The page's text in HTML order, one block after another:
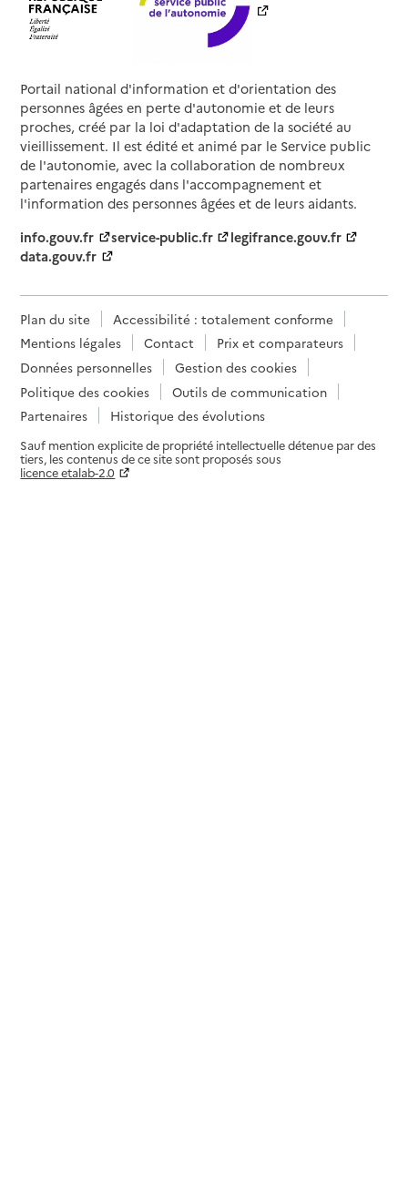
Portail national d'information et d'orientation des
personnes âgées en perte d'autonomie et de leurs
proches, créé par la loi d'adaptation de la société au
vieillissement. Il est édité et animé par le Service public
de l'autonomie, avec la collaboration de nombreux
partenaires engagés dans l'accompagnement et
l'information des personnes âgées et de leurs aidants.
info.gouv.fr
service-public.fr
legifrance.gouv.fr
data.gouv.fr
Plan du site
Accessibilité : totalement conforme
Mentions légales
Contact
Prix et comparateurs
Données personnelles
Gestion des cookies
Politique des cookies
Outils de communication
Partenaires
Historique des évolutions
Sauf mention explicite de propriété intellectuelle détenue par des
tiers, les contenus de ce site sont proposés sous
licence etalab-2.0